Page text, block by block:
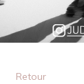
Retour